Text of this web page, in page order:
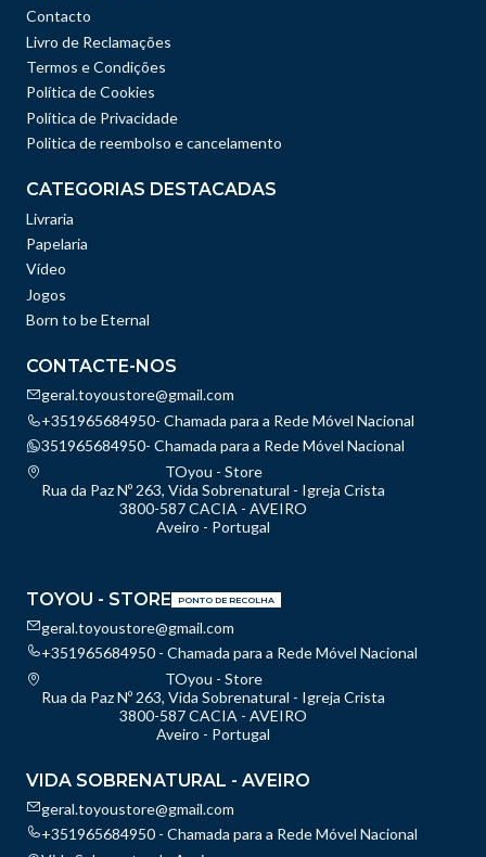
Contacto
Livro de Reclamações
Termos e Condições
Política de Cookies
Política de Privacidade
Politica de reembolso e cancelamento
CATEGORIAS DESTACADAS
Livraria
Papelaria
Vídeo
Jogos
Born to be Eternal
CONTACTE-NOS
geral.toyoustore@gmail.com
+351965684950- Chamada para a Rede Móvel Nacional
351965684950- Chamada para a Rede Móvel Nacional
TOyou - Store
Rua da Paz Nº 263, Vida Sobrenatural - Igreja Crista
3800-587 CACIA - AVEIRO
Aveiro - Portugal
TOYOU - STORE PONTO DE RECOLHA
geral.toyoustore@gmail.com
+351965684950 - Chamada para a Rede Móvel Nacional
TOyou - Store
Rua da Paz Nº 263, Vida Sobrenatural - Igreja Crista
3800-587 CACIA - AVEIRO
Aveiro - Portugal
VIDA SOBRENATURAL - AVEIRO
geral.toyoustore@gmail.com
+351965684950 - Chamada para a Rede Móvel Nacional